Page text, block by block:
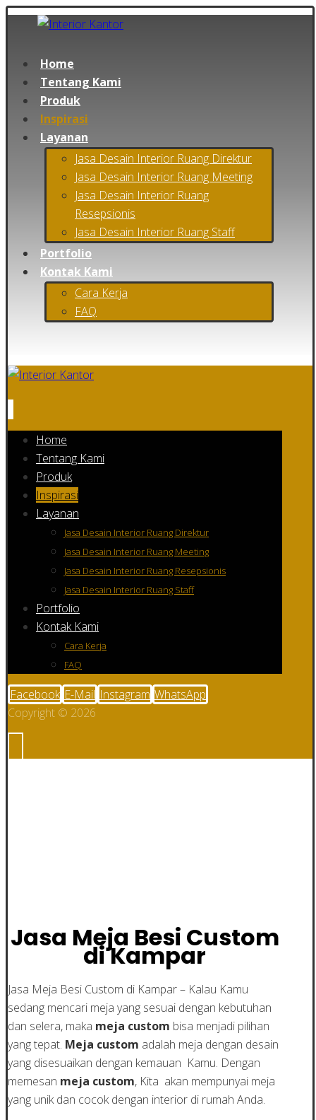
Home
Tentang Kami
Produk
Inspirasi
Layanan
Jasa Desain Interior Ruang Direktur
Jasa Desain Interior Ruang Meeting
Jasa Desain Interior Ruang
Resepsionis
Jasa Desain Interior Ruang Staff
Portfolio
Kontak Kami
Cara Kerja
FAQ
Home
Tentang Kami
Produk
Inspirasi
Layanan
Jasa Desain Interior Ruang Direktur
Jasa Desain Interior Ruang Meeting
Jasa Desain Interior Ruang Resepsionis
Jasa Desain Interior Ruang Staff
Portfolio
Kontak Kami
Cara Kerja
FAQ
Facebook E-Mail Instagram WhatsApp
Copyright © 2026
Jasa Meja Besi Custom
di Kampar
Jasa Meja Besi Custom di Kampar – Kalau Kamu
sedang mencari meja yang sesuai dengan kebutuhan
dan selera, maka meja custom bisa menjadi pilihan
yang tepat. Meja custom adalah meja dengan desain
yang disesuaikan dengan kemauan Kamu. Dengan
memesan meja custom, Kita akan mempunyai meja
yang unik dan cocok dengan interior di rumah Anda.